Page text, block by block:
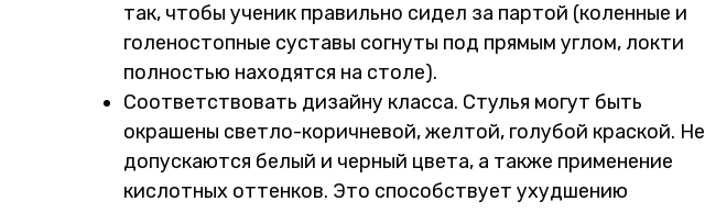
так, чтобы ученик правильно сидел за партой (коленные и
голеностопные суставы согнуты под прямым углом, локти
полностью находятся на столе).
Соответствовать дизайну класса. Стулья могут быть
окрашены светло-коричневой, желтой, голубой краской. Не
допускаются белый и черный цвета, а также применение
кислотных оттенков. Это способствует ухудшению